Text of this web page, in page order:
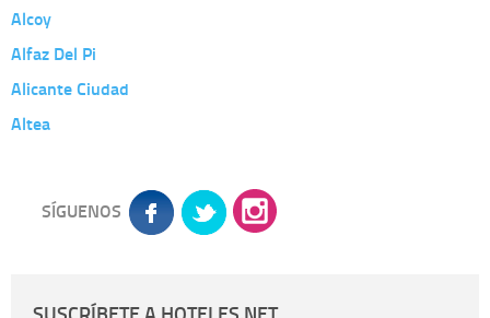
Alcoy
Alfaz Del Pi
Alicante Ciudad
Altea
SÍGUENOS